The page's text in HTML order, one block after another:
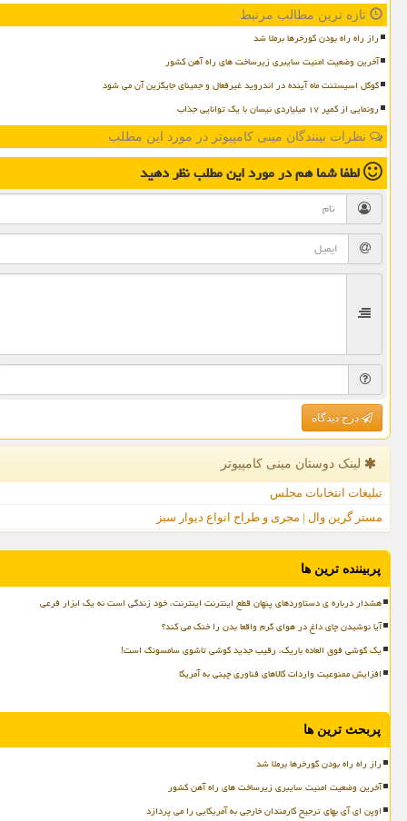
تازه ترین مطالب مرتبط
راز راه راه بودن گورخرها برملا شد
آخرین وضعیت امنیت سایبری زیرساخت های راه آهن کشور
گوگل اسیستنت ماه آینده در اندروید غیرفعال و جمینای جایگزین آن می شود
رونمایی از کمپر ۱۷ میلیاردی نیسان با یک توانایی جذاب
نظرات بینندگان مینی کامپیوتر در مورد این مطلب
لطفا شما همدر مورد این مطلبنظر دهید
درج دیدگاه
لینک دوستان مینی كامپیوتر
تبلیغات انتخابات مجلس
مستر گرین وال | مجری و طراح انواع دیوار سبز
پربیننده ترین ها
هشدار درباره ی دستاوردهای پنهان قطع اینترنت اینترنت، خود زندگی است نه یک ابزار فرعی
آیا نوشیدن چای داغ در هوای گرم واقعا بدن را خنک می کند؟
یک گوشی فوق العاده باریک، رقیب جدید گوشی تاشوی سامسونگ است!
افزایش ممنوعیت واردات کالاهای فناوری چینی به آمریکا
پربحث ترین ها
راز راه راه بودن گورخرها برملا شد
آخرین وضعیت امنیت سایبری زیرساخت های راه آهن کشور
اوپن ای آی بهای ترجیح کارمندان خارجی به آمریکایی را می پردازد